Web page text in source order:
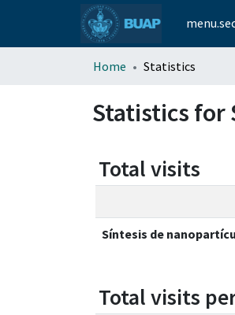
Home Statistics
Statistics for
Total visits
Síntesis de
Total visits